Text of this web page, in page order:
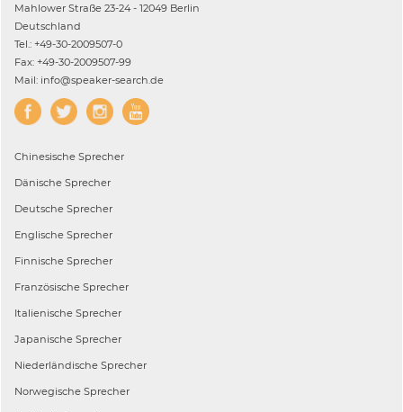
Mahlower Straße 23-24 - 12049 Berlin
Deutschland
Tel.: +49-30-2009507-0
Fax: +49-30-2009507-99
Mail: info@speaker-search.de
Chinesische Sprecher
Dänische Sprecher
Deutsche Sprecher
Englische Sprecher
Finnische Sprecher
Französische Sprecher
Italienische Sprecher
Japanische Sprecher
Niederländische Sprecher
Norwegische Sprecher